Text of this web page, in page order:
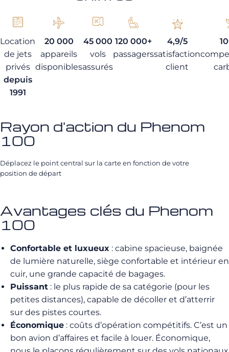
Location
de jets
privés
depuis
1991
20 000
appareils
disponibles
45 000
vols
assurés
120 000+
passagers
4,9/5
satisfaction
client
Rayon d'action du Phenom
100
Déplacez le point central sur la carte en fonction de votre
position de départ
Avantages clés du Phenom
100
Confortable et luxueux : cabine spacieuse, baignée
de lumière naturelle, siège confortable et intérieur en
cuir, une grande capacité de bagages.
Puissant : le plus rapide de sa catégorie (pour les
petites distances), capable de décoller et d’atterrir
sur des pistes courtes.
Économique : coûts d’opération compétitifs. C’est un
bon avion d’affaires et facile à louer. Économique,